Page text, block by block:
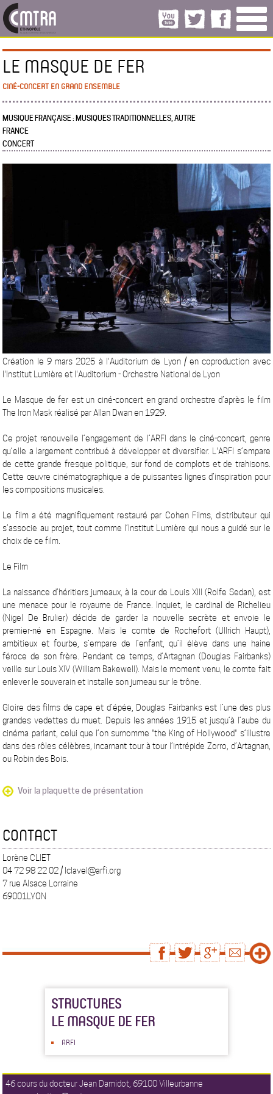
LE MASQUE DE FER
CINÉ-CONCERT EN GRAND ENSEMBLE
MUSIQUE FRANÇAISE : MUSIQUES TRADITIONNELLES, AUTRE
FRANCE
CONCERT
Création le 9 mars 2025 à l'Auditorium de Lyon / en coproduction avec
l'Institut Lumière et l'Auditorium - Orchestre National de Lyon
Le Masque de fer est un ciné-concert en grand orchestre d’après le film
The Iron Mask réalisé par Allan Dwan en 1929.
Ce projet renouvelle l’engagement de l’ARFI dans le ciné-concert, genre
qu’elle a largement contribué à développer et diversifier. L'ARFI s’empare
de cette grande fresque politique, sur fond de complots et de trahisons.
Cette œuvre cinématographique a de puissantes lignes d’inspiration pour
les compositions musicales.
Le film a été magnifiquement restauré par Cohen Films, distributeur qui
s’associe au projet, tout comme l’Institut Lumière qui nous a guidé sur le
choix de ce film.
Le Film
La naissance d’héritiers jumeaux, à la cour de Louis XIII (Rolfe Sedan), est
une menace pour le royaume de France. Inquiet, le cardinal de Richelieu
(Nigel De Brulier) décide de garder la nouvelle secrète et envoie le
premier-né en Espagne. Mais le comte de Rochefort (Ullrich Haupt),
ambitieux et fourbe, s’empare de l’enfant, qu’il élève dans une haine
féroce de son frère. Pendant ce temps, d’Artagnan (Douglas Fairbanks)
veille sur Louis XIV (William Bakewell). Mais le moment venu, le comte fait
enlever le souverain et installe son jumeau sur le trône.
Gloire des films de cape et d’épée, Douglas Fairbanks est l’une des plus
grandes vedettes du muet. Depuis les années 1915 et jusqu’à l’aube du
cinéma parlant, celui que l’on surnomme "the King of Hollywood" s’illustre
dans des rôles célèbres, incarnant tour à tour l’intrépide Zorro, d’Artagnan,
ou Robin des Bois.
Voir la plaquette de présentation
CONTACT
Lorène CLIET
04 72 98 22 02 / lclavel@arfi.org
7 rue Alsace Lorraine
69001LYON
STRUCTURES
LE MASQUE DE FER
ARFI
46 cours du docteur Jean Damidot, 69100 Villeurbanne